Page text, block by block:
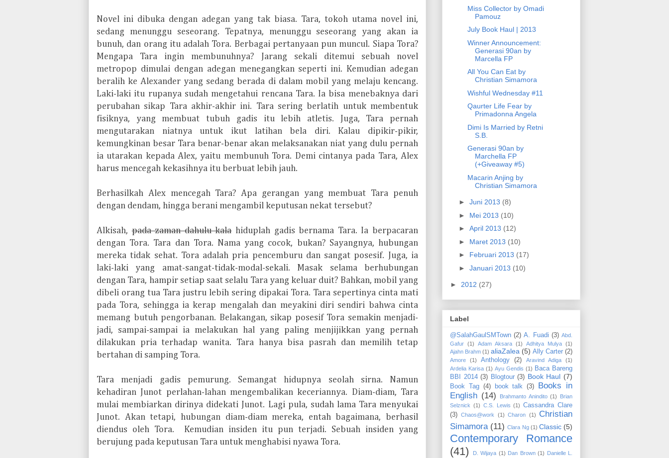
N ovel ini dibuka dengan adegan yang tak biasa. Tara, tokoh utama novel ini,
sedang menunggu seseorang. Tepatnya, menunggu seseorang yang akan ia
bunuh, dan orang itu adalah Tora. Berbagai pertanyaan pun muncul. Siapa Tora?
Mengapa Tara ingin membunuhnya? Jarang sekali ditemui sebuah novel
metropop dimulai dengan adegan menegangkan seperti ini. Kemudian adegan
beralih ke Alexander yang sedang berada di dalam mobil yang melaju kencang.
Laki-laki itu rupanya sudah mengetahui rencana Tara. Ia bisa menebaknya dari
perubahan sikap Tara akhir-akhir ini. Tara sering berlatih untuk membentuk
fisiknya, yang membuat tubuh gadis itu lebih atletis. Juga, Tara pernah
mengutarakan niatnya untuk ikut latihan bela diri. Kalau dipikir-pikir,
kemungkinan besar Tara benar-benar akan melaksanakan niat yang dulu pernah
ia utarakan kepada Alex, yaitu membunuh Tora. Demi cintanya pada Tara, Alex
harus mencegah kekasihnya itu berbuat lebih jauh.
Berhasilkah Alex mencegah Tara? Apa gerangan yang membuat Tara penuh
dengan dendam, hingga berani mengambil keputusan nekat tersebut?
Alkisah,pada zaman dahulu kalahiduplah gadis bernama Tara. Ia berpacaran
dengan Tora. Tara dan Tora. Nama yang cocok, bukan? Sayangnya, hubungan
mereka tidak sehat. Tora adalah pria pencemburu dan sangat posesif. Juga, ia
laki-laki yang amat-sangat-tidak-modal-sekali. Masak selama berhubungan
dengan Tara, hampir setiap saat selalu Tara yang keluar duit? Bahkan, mobil yang
dibeli orang tua Tara justru lebih sering dipakai Tora. Tara sepertinya cinta mati
pada Tora, sehingga ia kerap mengalah dan meyakini diri sendiri bahwa cinta
memang butuh pengorbanan. Belakangan, sikap posesif Tora semakin menjadi-
jadi, sampai-sampai ia melakukan hal yang paling menjijikkan yang pernah
dilakukan pria terhadap wanita. Tara hanya bisa pasrah dan memilih tetap
bertahan di samping Tora.
Tara menjadi gadis pemurung. Semangat hidupnya seolah sirna. Namun
kehadiran Junot perlahan-lahan mengembalikan keceriannya. Diam-diam, Tara
mulai membiarkan dirinya didekati Junot. Lagi pula, sudah lama Tara menyukai
Junot. Akan tetapi, hubungan diam-diam mereka, entah bagaimana, berhasil
diendus oleh Tora. Kemudian insiden itu pun terjadi. Sebuah insiden yang
berujung pada keputusan Tara untuk menghabisi nyawa Tora.
Miss Collector by Omadi
Pamouz
July Book Haul | 2013
Winner Announcement:
Generasi 90an by
Marcella FP
All You Can Eat by
Christian Simamora
Wishful Wednesday #11
Qaurter Life Fear by
Primadonna Angela
Dimi Is Married by Retni
S.B.
Generasi 90an by
Marchella FP
(+Giveaway #5)
Macarin Anjing by
Christian Simamora
► Juni 2013 (8)
► Mei 2013 (10)
► April 2013 (12)
► Maret 2013 (10)
► Februari 2013 (17)
► Januari 2013 (10)
► 2012 (27)
Label
@SalahGaulSMTown (2) A. Fuadi (3) Abd.
Gafur (1) Adam Aksara (1) Adhitya Mulya (1)
Ajahn Brahm (1) aliaZalea (5) Ally Carter (2)
Amore (1) Anthology (2) Aravind Adiga
(1)
Ardelia Karisa (1) Ayu Gendis (1) Baca Bareng
BBI 2014 (3) Blogtour (3) Book Haul (7)
Book Tag (4) book talk (3)
Books in
English (14) Brahmanto Anindito (1)
Brian
Selznick (1) C.S. Lewis (1)
Cassandra Clare
(3)
Chaos@work (1) Charon (1)
Christian
Simamora (11) Clara Ng (1) Classic (5)
Contemporary Romance
(41)
D. Wijaya (1) Dan Brown (1) Danielle L.